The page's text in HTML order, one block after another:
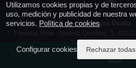
Utilizamos cookies propias y de
uso, medición y publicidad de nuestra
servicios. Política de cookies
Configurar cookies Rechazar todas
Viajes Ocaña
T.: 659 753 504 954
https://